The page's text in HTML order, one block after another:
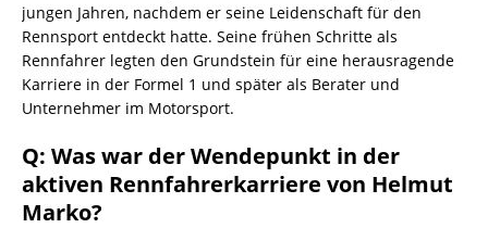
jungen Jahren, nachdem er seine Leidenschaft für den
Rennsport entdeckt hatte. Seine frühen Schritte als
Rennfahrer legten den Grundstein für eine herausragende
Karriere in der Formel 1 und später als Berater und
Unternehmer im Motorsport.
Q: Was war der Wendepunkt in der
aktiven Rennfahrerkarriere von Helmut
Marko?